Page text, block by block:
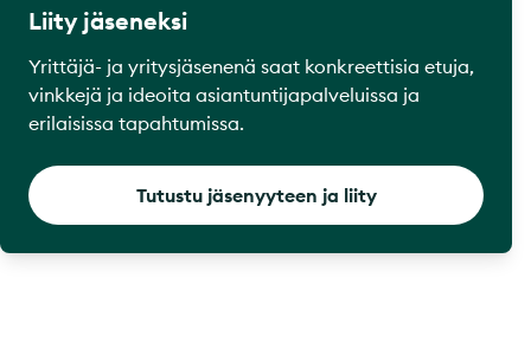
Liity jäseneksi
Yrittäjä- ja yritysjäsenenä saat konkreettisia etuja,
vinkkejä ja ideoita asiantuntijapalveluissa ja
erilaisissa tapahtumissa.
Tutustu jäsenyyteen ja liity